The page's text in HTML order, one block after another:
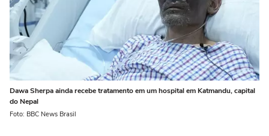
Dawa Sherpa ainda recebe tratamento em um hospital em Katmandu, capital
do Nepal
Foto: BBC News Brasil